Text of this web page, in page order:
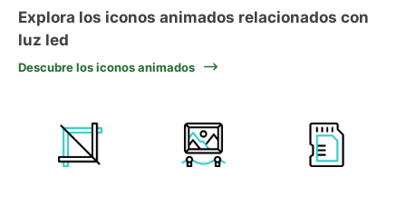
Explora los iconos animados relacionados con
luz led
Descubre los iconos animados